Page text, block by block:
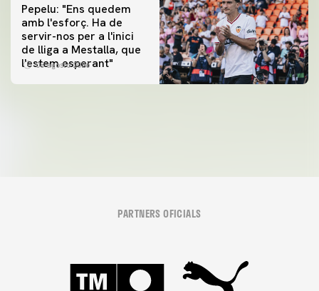
Pepelu: "Ens quedem
amb l'esforç. Ha de
servir-nos per a l'inici
de lliga a Mestalla, que
l'estem esperant"
08 agosto 2026
PRIMER EQUIP
📸 #ValenciaNUFC
PRIMER EQUIP
MESTALLA 📍
PARTNERS OFICIALS